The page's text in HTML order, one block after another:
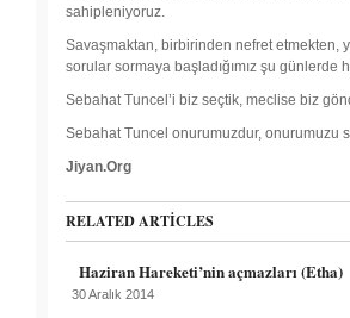
sahipleniyoruz.
Savaşmaktan, birbirinden nefret etmekten,
sorular sormaya başladığımız şu
Sebahat Tuncel’i biz seçtik, meclise biz
Sebahat Tuncel onurumuzdur, onurumuzu
Jiyan.Org
RELATED ARTICLES
Haziran Hareketi’nin açmazları (Etha)
30 Aralık 2014